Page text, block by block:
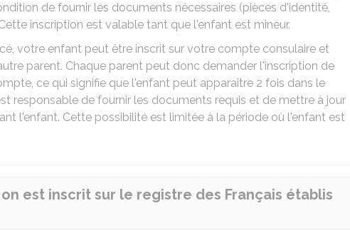
de fournir les documents nécessaires (pièces d'identité,
inscription est valable tant que l'enfant est mineur.
votre enfant peut être inscrit sur votre compte consulaire et
parent. Chaque parent peut donc demander l'inscription de
ce qui signifie que l'enfant peut apparaître 2 fois dans le
responsable de fournir les documents requis et de mettre à jour
l'enfant. Cette possibilité est limitée à la période où l'enfant est
est inscrit sur le registre des Français établis